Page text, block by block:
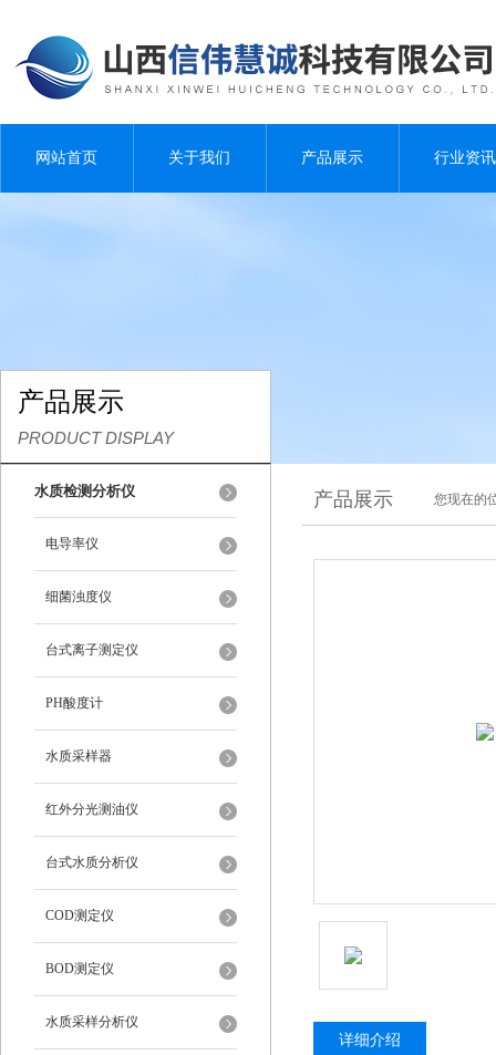
网站首页 关于我们 产品展示 行业资讯
产品展示
PRODUCT DISPLAY
水质检测分析仪
电导率仪
细菌浊度仪
台式离子测定仪
PH酸度计
水质采样器
红外分光测油仪
台式水质分析仪
COD测定仪
BOD测定仪
水质采样分析仪
产品展示 您现在的
详细介绍